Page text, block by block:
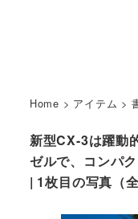
Home > アイテム >
新型CX-3は躍動
ゼルで、コンパ
| 1枚目の写真（全